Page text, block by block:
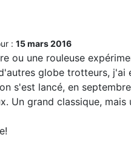
: 15 mars 2016
ou une rouleuse
globe trotteurs, j'ai
s'est lancé, en
Un grand classique, mais